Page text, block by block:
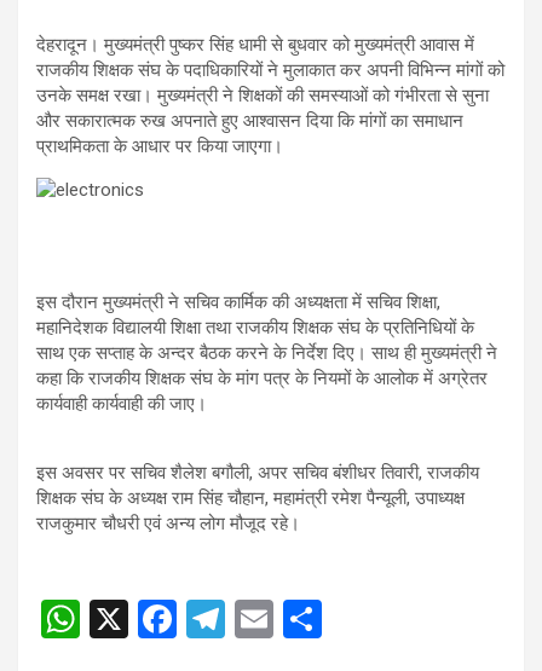
p
k
m
देहरादून। मुख्यमंत्री पुष्कर सिंह धामी से बुधवार को मुख्यमंत्री आवास में
राजकीय शिक्षक संघ के पदाधिकारियों ने मुलाकात कर अपनी विभिन्न मांगों को
उनके समक्ष रखा। मुख्यमंत्री ने शिक्षकों की समस्याओं को गंभीरता से सुना
और सकारात्मक रुख अपनाते हुए आश्वासन दिया कि मांगों का समाधान
प्राथमिकता के आधार पर किया जाएगा।
इस दौरान मुख्यमंत्री ने सचिव कार्मिक की अध्यक्षता में सचिव शिक्षा,
महानिदेशक विद्यालयी शिक्षा तथा राजकीय शिक्षक संघ के प्रतिनिधियों के
साथ एक सप्ताह के अन्दर बैठक करने के निर्देश दिए। साथ ही मुख्यमंत्री ने
कहा कि राजकीय शिक्षक संघ के मांग पत्र के नियमों के आलोक में अग्रेतर
कार्यवाही कार्यवाही की जाए।
इस अवसर पर सचिव शैलेश बगौली, अपर सचिव बंशीधर तिवारी, राजकीय
शिक्षक संघ के अध्यक्ष राम सिंह चौहान, महामंत्री रमेश पैन्यूली, उपाध्यक्ष
राजकुमार चौधरी एवं अन्य लोग मौजूद रहे।
W X
F
T
E